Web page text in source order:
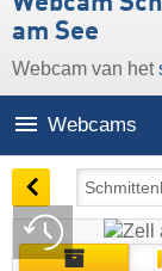
am See
Webcam van het
Webcams
Live
13:11 |
Archief